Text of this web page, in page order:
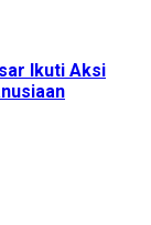
Ikuti Aksi